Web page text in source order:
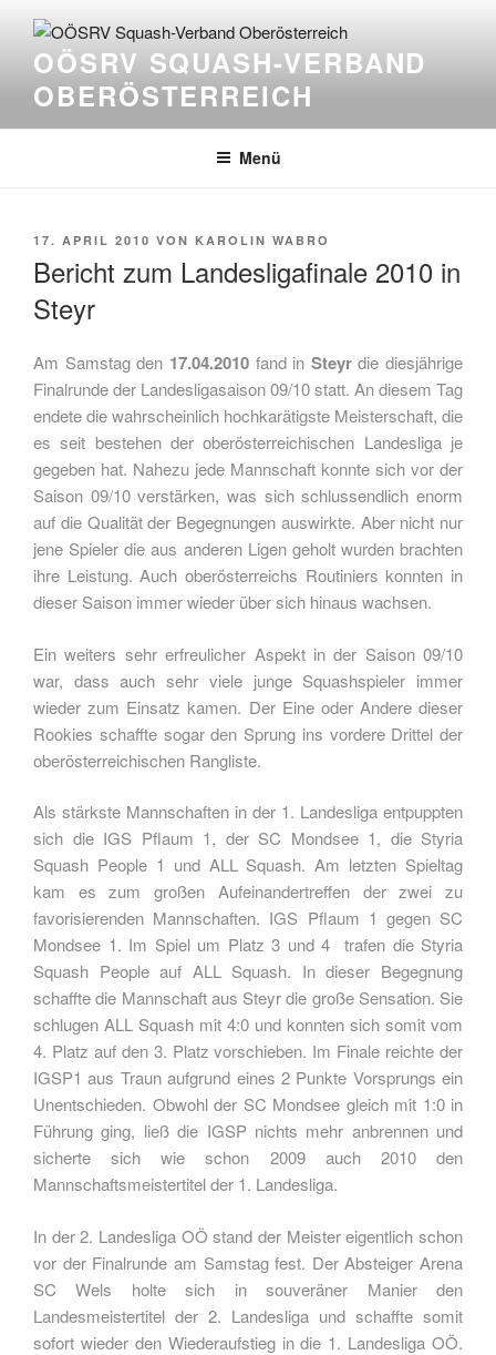
Inhalt
springenOÖSRV SQUASH-VERBAND
OBERÖSTERREICH
Menü
VERÖFFENTLICHT
17. APRIL 2010 VON KAROLIN WABRO
Bericht zum Landesligafinale 2010 in
Steyr
Am Samstag den 17.04.2010fand in Steyrdie diesjährige
Finalrunde der Landesligasaison 09/10 statt. An diesem Tag
endete die wahrscheinlich hochkarätigste Meisterschaft, die
es seit bestehen der oberösterreichischen Landesliga je
gegeben hat. Nahezu jede Mannschaft konnte sich vor der
Saison 09/10 verstärken, was sich schlussendlich enorm
auf die Qualität der Begegnungen auswirkte. Aber nicht nur
jene Spieler die aus anderen Ligen geholt wurden brachten
ihre Leistung. Auch oberösterreichs Routiniers konnten in
dieser Saison immer wieder über sich hinaus wachsen.
Ein weiters sehr erfreulicher Aspekt in der Saison 09/10
war, dass auch sehr viele junge Squashspieler immer
wieder zum Einsatz kamen. Der Eine oder Andere dieser
Rookies schaffte sogar den Sprung ins vordere Drittel der
oberösterreichischen Rangliste.
Als stärkste Mannschaften in der 1. Landesliga entpuppten
sich die IGS Pflaum 1, der SC Mondsee 1, die Styria
Squash People 1 und ALL Squash. Am letzten Spieltag
kam es zum großen Aufeinandertreffen der zwei zu
favorisierenden Mannschaften. IGS Pflaum 1 gegen SC
Mondsee 1. Im Spiel um Platz 3 und 4 trafen die Styria
Squash People auf ALL Squash. In dieser Begegnung
schaffte die Mannschaft aus Steyr die große Sensation. Sie
schlugen ALL Squash mit 4:0 und konnten sich somit vom
4. Platz auf den 3. Platz vorschieben. Im Finale reichte der
IGSP1 aus Traun aufgrund eines 2 Punkte Vorsprungs ein
Unentschieden. Obwohl der SC Mondsee gleich mit 1:0 in
Führung ging, ließ die IGSP nichts mehr anbrennen und
sicherte sich wie schon 2009 auch 2010 den
Mannschaftsmeistertitel der 1. Landesliga.
In der 2. Landesliga OÖ stand der Meister eigentlich schon
vor der Finalrunde am Samstag fest. Der Absteiger Arena
SC Wels holte sich in souveräner Manier den
Landesmeistertitel der 2. Landesliga und schaffte somit
sofort wieder den Wiederaufstieg in die 1. Landesliga OÖ.